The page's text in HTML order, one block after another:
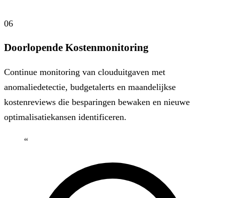
06
Doorlopende Kostenmonitoring
Continue monitoring van clouduitgaven met
anomaliedetectie, budgetalerts en maandelijkse
kostenreviews die besparingen bewaken en nieuwe
optimalisatiekansen identificeren.
“